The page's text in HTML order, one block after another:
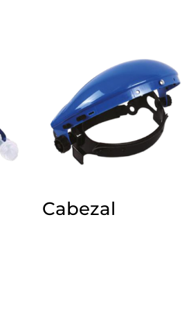
Cabezal